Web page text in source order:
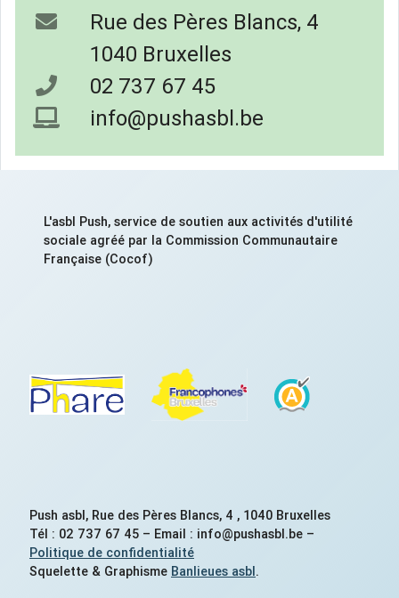
Rue des Pères Blancs, 4
1040 Bruxelles
02 737 67 45
info@pushasbl.be
L'asbl Push, service de soutien aux activités d'utilité
sociale agréé par la Commission Communautaire
Française (Cocof)
Push asbl, Rue des Pères Blancs, 4 , 1040 Bruxelles
Tél : 02 737 67 45 – Email : info@pushasbl.be –
Politique de confidentialité
Squelette & Graphisme Banlieues asbl.